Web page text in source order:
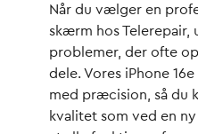
Når du vælger en
skærm hos Telerepair,
problemer, der ofte
dele. Vores iPhone
med præcision, så du
kvalitet som ved en